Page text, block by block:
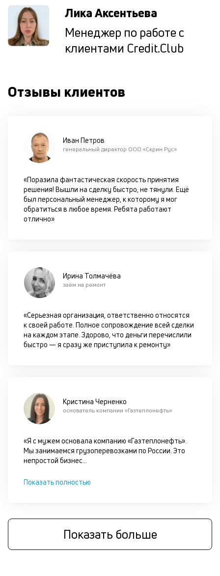
Лика Аксентьева
Менеджер по работе с
клиентами Credit.Club
Отзывы клиентов
Иван Петров
генеральный директор ООО «Скрин Рус»
«Поразила фантастическая скорость принятия
решения! Вышли на сделку быстро, не тянули. Ещё
был персональный менеджер, к которому я мог
обратиться в любое время. Ребята работают
отлично»
Ирина Толмачёва
заём на ремонт
«Серьезная организация, ответственно относятся
к своей работе. Полное сопровождение всей сделки
на каждом этапе. Здорово, что деньги перечислили
быстро — я сразу же приступила к ремонту»
Кристина Черненко
основатель компании «Газтеплонефть»
«Я с мужем основала компанию «Газтеплонефть».
Мы занимаемся грузоперевозками по России. Это
непростой бизнес...
Показать полностью
Показать больше